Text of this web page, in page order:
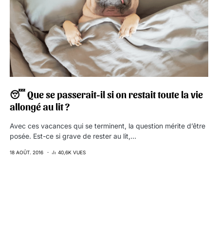
😴 Que se passerait-il si on restait toute la vie
allongé au lit ?
Avec ces vacances qui se terminent, la question mérite d’être
posée. Est-ce si grave de rester au lit,…
18 AOÛT. 2016 40,6K VUES